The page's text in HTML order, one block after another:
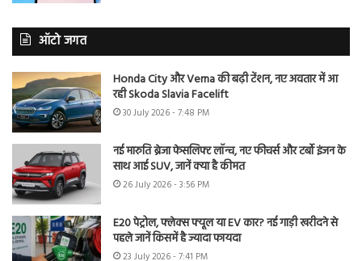
ऑटो जगत
Honda City और Verna की बढ़ी टेंशन, नए अवतार में आ
रही Skoda Slavia Facelift
30 July 2026 - 7:48 PM
नई मारुति ब्रेजा फेसलिफ्ट लॉन्च, नए फीचर्स और टर्बो इंजन के
साथ आई SUV, जानें क्या है कीमत
26 July 2026 - 3:56 PM
E20 पेट्रोल, फ्लेक्स फ्यूल या EV कार? नई गाड़ी खरीदने से
पहले जानें किसमें है ज्यादा फायदा
23 July 2026 - 7:41 PM